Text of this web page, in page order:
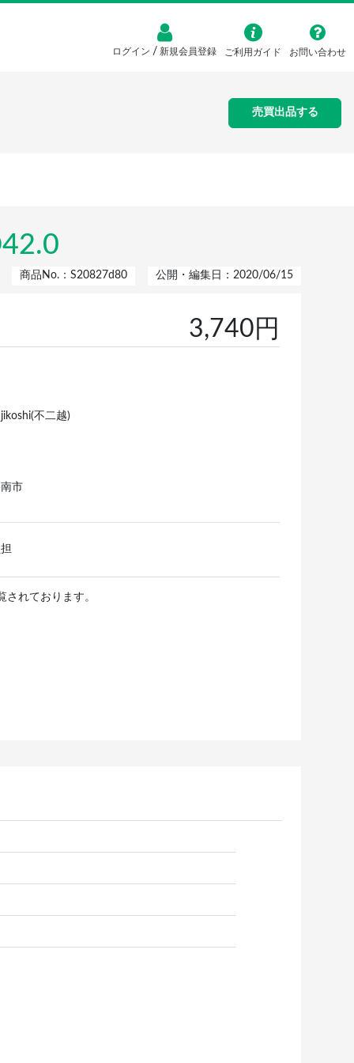
ログイン / 新規会員登録 ご利用ガイド お問い合わせ
売買出品する
商品No.：S20827d80 公開・編集日：2020/06/15
3,740円
不二越)
市
されております。